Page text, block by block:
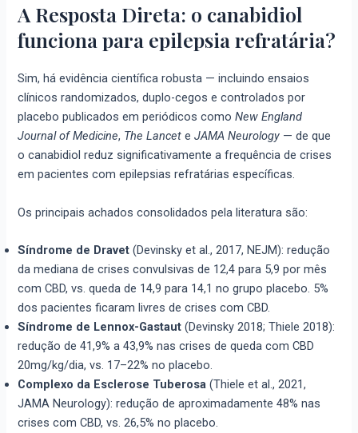
A Resposta Direta: o canabidiol
funciona para epilepsia refratária?
Sim, há evidência científica robusta — incluindo ensaios
clínicos randomizados, duplo-cegos e controlados por
placebo publicados em periódicos comoNew England
Journal of Medicine, The Lancet eJAMA Neurology — de que
o canabidiol reduz significativamente a frequência de crises
em pacientes com epilepsias refratárias específicas.
Os principais achados consolidados pela literatura são:
Síndrome de Dravet (Devinsky et al., 2017, NEJM): redução
da mediana de crises convulsivas de 12,4 para 5,9 por mês
com CBD, vs. queda de 14,9 para 14,1 no grupo placebo. 5%
dos pacientes ficaram livres de crises com CBD.
Síndrome de Lennox-Gastaut (Devinsky 2018; Thiele 2018):
redução de 41,9% a 43,9% nas crises de queda com CBD
20mg/kg/dia, vs. 17–22% no placebo.
Complexo da Esclerose Tuberosa (Thiele et al., 2021,
JAMA Neurology): redução de aproximadamente 48% nas
crises com CBD, vs. 26,5% no placebo.